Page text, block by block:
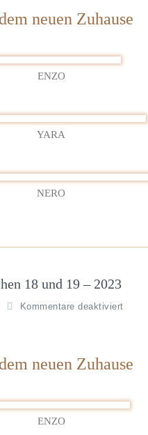
2023
neuen Zuhause
ENZO
YARA
NERO
18 und 19 – 2023
Kommentare deaktiviert
19
neuen Zuhause
ENZO